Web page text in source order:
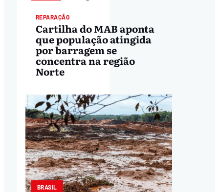
REPARAÇÃO
Cartilha do MAB aponta
que população atingida
por barragem se
concentra na região
Norte
BRASIL